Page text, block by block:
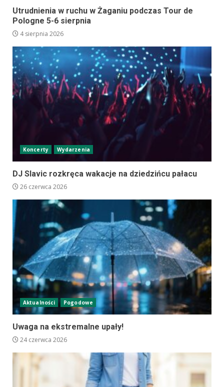
Utrudnienia w ruchu w Żaganiu podczas Tour de
Pologne 5-6 sierpnia
4 sierpnia 2026
Koncerty Wydarzenia
DJ Slavic rozkręca wakacje na dziedzińcu pałacu
26 czerwca 2026
Aktualności Pogodowe
Uwaga na ekstremalne upały!
24 czerwca 2026